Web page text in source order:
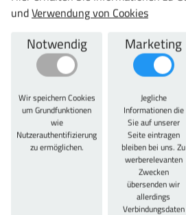
600 mm
Gesamthöhe:
1850 mm
Gesamttiefe:
Schließsystem:
Drehriegelschloss
Anzahl Böden:
undVerwendung von Cookies
Notwendig
Wir speichern Cookies
um Grundfunktionen
wie
Nutzerauthentifizierung
zu ermöglichen.
Marketing
Jegliche
Informationen die
Sie auf unserer
Seite eintragen
bleiben bei uns. Zu
werberelevanten
Zwecken
übersenden wir
allerdings
Verbindungsdaten